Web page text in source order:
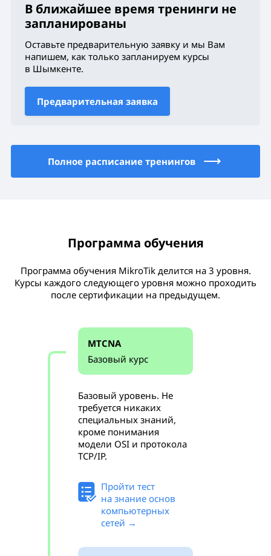
В ближайшее время тренинги не
запланированы
Оставьте предварительную заявку и мы Вам
напишем, как только запланируем курсы
в Шымкенте.
Предварительная заявка
Полное расписание тренингов
Программа обучения
Программа обучения MikroTik делится на 3 уровня.
Курсы каждого следующего уровня можно проходить
после сертификации на предыдущем.
MTCNA
Базовый курс
Базовый уровень. Не
требуется никаких
специальных знаний,
кроме понимания
модели OSI и протокола
TCP/IP.
Пройти тест
на знание основ
компьютерных
сетей →